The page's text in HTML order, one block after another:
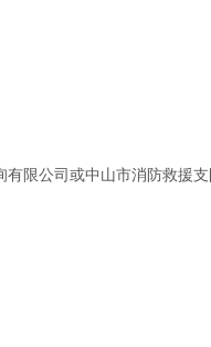
限公司或中山市消防救援
发布时间